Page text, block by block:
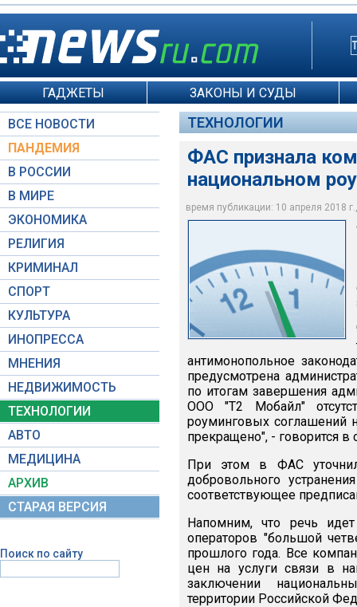
ГАДЖЕТЫ ЗАКОНЫ И СУДЫ
ВСЕ НОВОСТИ
ПАНДЕМИЯ
В РОССИИ
В МИРЕ
ЭКОНОМИКА
РЕЛИГИЯ
КРИМИНАЛ
СПОРТ
КУЛЬТУРА
ИНОПРЕССА
МНЕНИЯ
НЕДВИЖИМОСТЬ
ТЕХНОЛОГИИ
АВТО
МЕДИЦИНА
АРХИВ
СТАРАЯ ВЕРСИЯ
Поиск по сайту
ТЕХНОЛОГИИ
ФАС признала
национальном
время публикации: 10 апреля 2018
© РИА Новости /
антимонопольное
предусмотрена
по итогам завершения
ООО "Т2 Мобайл"
роуминговых соглашений
прекращено", - говорится
При этом в ФАС
добровольного
соответствующее
Напомним, что речь
операторов "большой
прошлого года. Все
цен на услуги связи в
заключении
территории Российской